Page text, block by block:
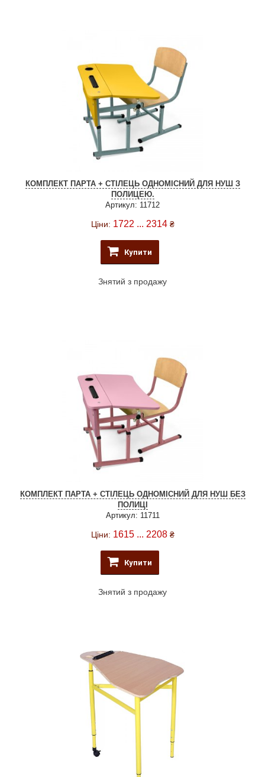
КОМПЛЕКТ ПАРТА + СТІЛЕЦЬ ОДНОМІСНИЙ ДЛЯ НУШ З
ПОЛИЦЕЮ.
Артикул: 11712
Ціни: 1722 ... 2314 ₴
Купити
Знятий з продажу
КОМПЛЕКТ ПАРТА + СТІЛЕЦЬ ОДНОМІСНИЙ ДЛЯ НУШ БЕЗ
ПОЛИЦІ
Артикул: 11711
Ціни: 1615 ... 2208 ₴
Купити
Знятий з продажу